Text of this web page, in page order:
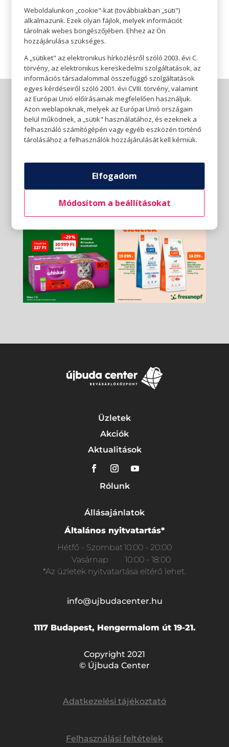
tartósan kedvező áron
Részletek:https://www.fressnapf.hu/BRIT
Üzletek
Akciók
Aktualitások
Rólunk
Állásajánlatok
Általános nyitvatartás*
Hétfő - Szombat10:00 - 20:00
Vasárnap
10:00 - 18:00
*Az üzletek nyitvatartása eltérő lehet.
info@ujbudacenter.hu
1117 Budapest, Hengermalom út 19-21.
Copyright 2021
© Újbuda Center
Adatkezelési tájékoztató
Felhasználási feltételek
Weboldalunkon „cookie"-kat (továbbiakban „süti")
alkalmazunk. Ezek olyan fájlok, melyek információt
tárolnak webes böngészőjében. Ehhez az Ön
hozzájárulása szükséges.
A „sütiket" az elektronikus hírközlésről szóló 2003. évi C.
törvény, az elektronikus kereskedelmi szolgáltatások, az
információs társadalommal összefüggő szolgáltatások
egyes kérdéseiről szóló 2001. évi CVIII. törvény, valamint
az Európai Unió előírásainak megfelelően használjuk.
Azon weblapoknak, melyek az Európai Unió országain
belül működnek, a „sütik" használatához, és ezeknek a
felhasználó számítógépén vagy egyéb eszközén történő
tárolásához a felhasználók hozzájárulását kell kérniük.
Elfogadom
Módosítom a beállításokat